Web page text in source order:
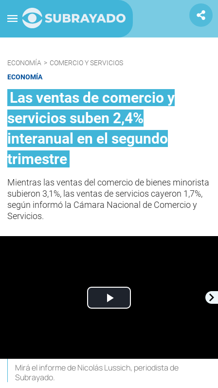
ECONOMÍA > COMERCIO Y SERVICIOS
ECONOMÍA
Las ventas de comercio y
servicios suben 2,4%
interanual en el segundo
trimestre
Mientras las ventas del comercio de bienes minorista
subieron 3,1%, las ventas de servicios cayeron 1,7%,
según informó la Cámara Nacional de Comercio y
Servicios.
Play
Mirá el informe de Nicolás Lussich, periodista de
Subrayado.